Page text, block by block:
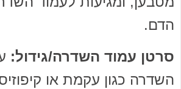
הדם.
סרטן עמוד השדרה/גידול:
השדרה כגון עקמת או